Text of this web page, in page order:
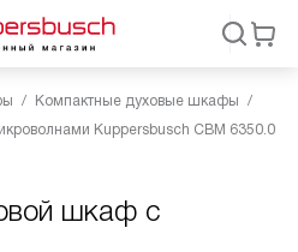
Компактные духовые шкафы
Kuppersbusch CBM 6350.0
шкаф с